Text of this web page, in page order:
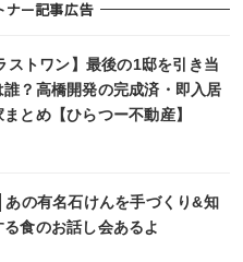
ナー記事広告
ストワン】最後の1邸を引き当
誰？高橋開発の完成済・即入居
とめ【ひらつー不動産】
あの有名石けんを手づくり&知
る食のお話し会あるよ